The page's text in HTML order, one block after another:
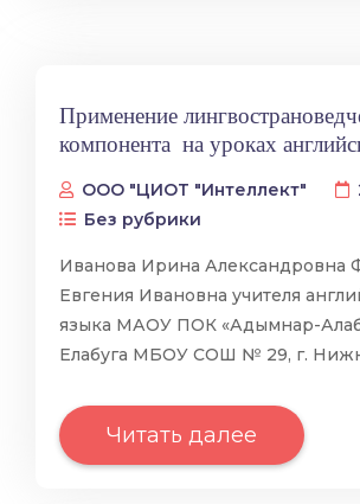
Применение
компонента на уроках
ООО "ЦИОТ "Интеллект"
Без рубрики
Иванова Ирина Александровна
Евгения Ивановна учителя
языка МАОУ ПОК «Адымнар-
Елабуга МБОУ СОШ № 29, г.
Читать далее